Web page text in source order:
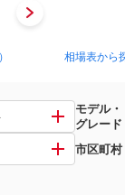
2013年10
相場表から
モデル・
グレード
市区町村